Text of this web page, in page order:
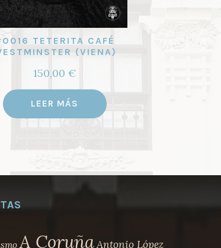
TETERITA CAFÉ
(VIENA)
150,00 €
LEER MÁS
A CoruñaAntonio López